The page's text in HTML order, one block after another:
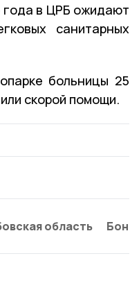
года в ЦРБ ожидают
санитарных
больницы 25
скорой помощи.
область